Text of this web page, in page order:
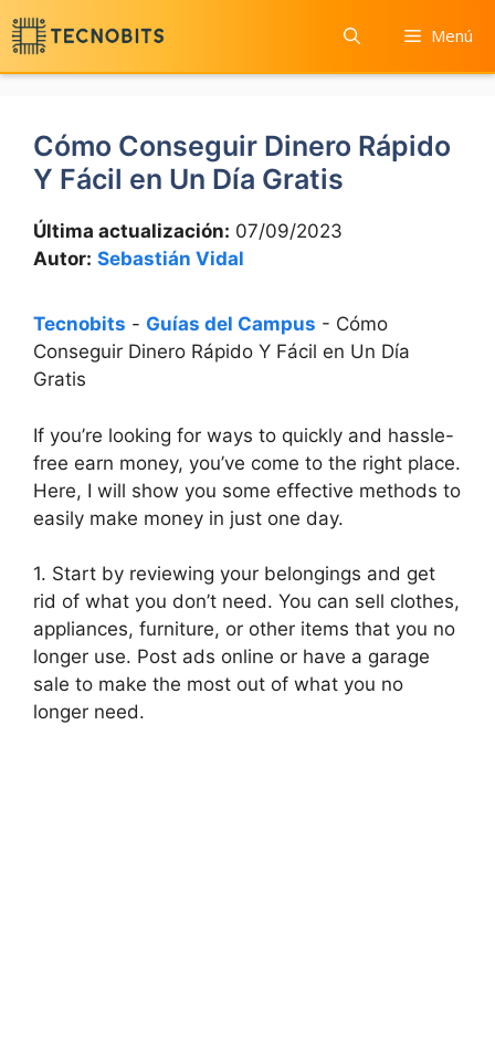
Saltar
al
contenido
Menú
Cómo Conseguir Dinero Rápido
Y Fácil en Un Día Gratis
Última actualización: 07/09/2023
Autor: Sebastián Vidal
Tecnobits - Guías del Campus - Cómo
Conseguir Dinero Rápido Y Fácil en Un Día
Gratis
If you’re looking for ways to quickly and hassle-
free earn money, you’ve come to the right place.
Here, I will show you some effective methods to
easily make money in just one day.
1. Start by reviewing your belongings and get
rid of what you don’t need. You can sell clothes,
appliances, furniture, or other items that you no
longer use. Post ads online or have a garage
sale to make the most out of what you no
longer need.